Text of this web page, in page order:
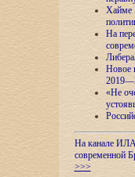
Хайме
На
Новое
«Не
На канале ИЛА
современной
>>>